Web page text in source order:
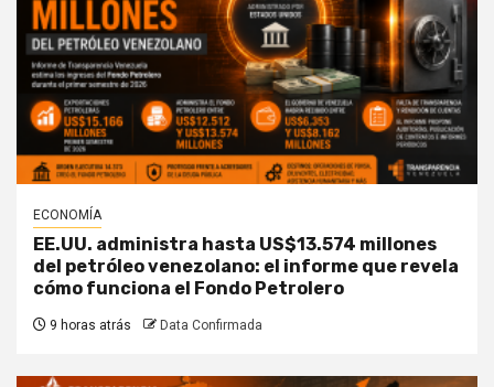
ECONOMÍA
EE.UU. administra hasta US$13.574 millones
del petróleo venezolano: el informe que revela
cómo funciona el Fondo Petrolero
9 horas atrás Data Confirmada